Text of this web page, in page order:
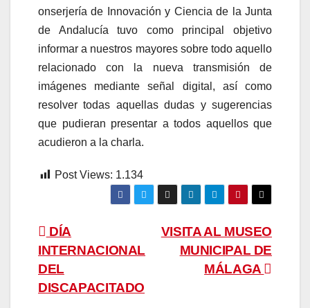
onserjería de Innovación y Ciencia de la Junta
de Andalucía tuvo como principal objetivo
informar a nuestros mayores sobre todo aquello
relacionado con la nueva transmisión de
imágenes mediante señal digital, así como
resolver todas aquellas dudas y sugerencias
que pudieran presentar a todos aquellos que
acudieron a la charla.
Post Views: 1.134
Navegación
de
entradas
VISITA AL MUSEO
MUNICIPAL DE
MÁLAGA
DÍA
INTERNACIONAL
DEL
DISCAPACITADO